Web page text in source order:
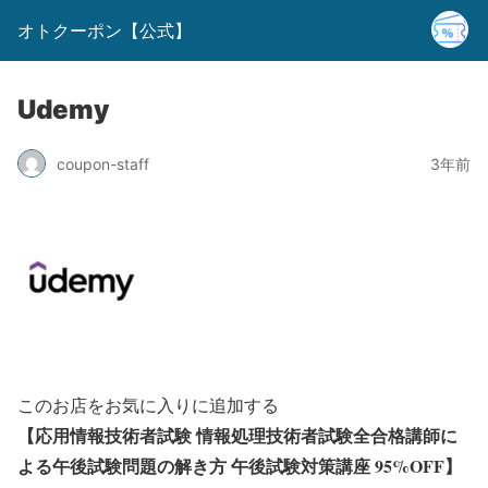
オトクーポン【公式】
Udemy
coupon-staff 3年前
このお店をお気に入りに追加する
【応用情報技術者試験 情報処理技術者試験全合格講師に
よる午後試験問題の解き方 午後試験対策講座 95%OFF】